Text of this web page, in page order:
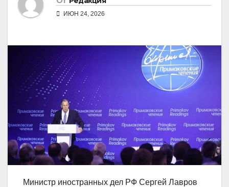
ИЮН 24, 2026
Министр иностранных дел РФ Сергей Лавров